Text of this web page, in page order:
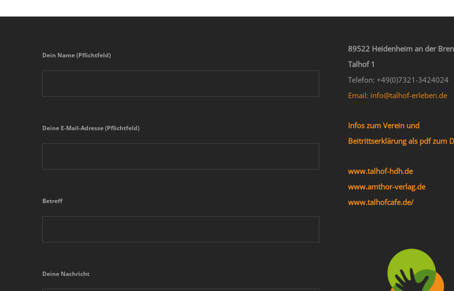
Dein Name (Pflichtfeld)
Deine E-Mail-Adresse (Pflichtfeld)
Betreff
Deine Nachricht
89522 Heidenheim an der
Talhof 1
Telefon: +49(0)7321-3424024
Email: info@talhof-erleben.de
Infos zum Verein und
Beitrittserklärung als pdf zum
www.talhof-hdh.de
www.amthor-verlag.de
www.talhofcafe.de/